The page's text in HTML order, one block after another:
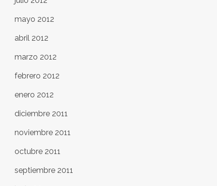
mayo 2012
abril 2012
marzo 2012
febrero 2012
enero 2012
diciembre 2011
noviembre 2011
octubre 2011
septiembre 2011